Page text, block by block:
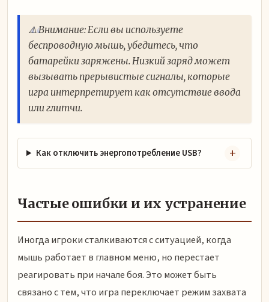
⚠️ Внимание: Если вы используете
беспроводную мышь, убедитесь, что
батарейки заряжены. Низкий заряд может
вызывать прерывистые сигналы, которые
игра интерпретирует как отсутствие ввода
или глитчи.
Как отключить энергопотребление USB?
Частые ошибки и их устранение
Иногда игроки сталкиваются с ситуацией, когда
мышь работает в главном меню, но перестает
реагировать при начале боя. Это может быть
связано с тем, что игра переключает режим захвата